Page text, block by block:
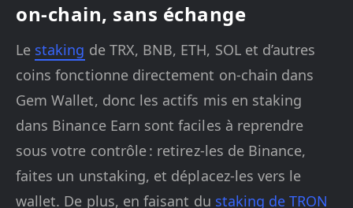
on-chain, sans échange
Le staking de TRX, BNB, ETH, SOL et d’autres
coins fonctionne directement on-chain dans
Gem Wallet, donc les actifs mis en staking
dans Binance Earn sont faciles à reprendre
sous votre contrôle : retirez-les de Binance,
faites un unstaking, et déplacez-les vers le
wallet. De plus, en faisant du staking de TRON